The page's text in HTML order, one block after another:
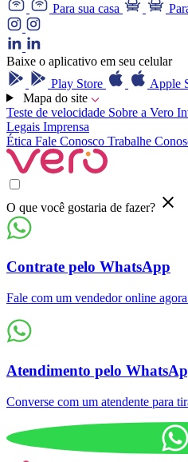
Para sua casa
Baixe o aplicativo em seu celular
Play Store
Apple
Mapa do site
Teste de velocidade Sobre a Vero
Legais Imprensa
Ética Fale Conosco Trabalhe
O que você gostaria de fazer?
Contrate pelo WhatsApp
Fale com um vendedor online
Atendimento pelo
Converse com um atendente para